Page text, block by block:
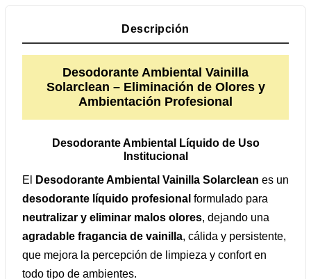
Descripción
Desodorante Ambiental Vainilla
Solarclean – Eliminación de Olores y
Ambientación Profesional
Desodorante Ambiental Líquido de Uso
Institucional
El Desodorante Ambiental Vainilla Solarclean es un
desodorante líquido profesional formulado para
neutralizar y eliminar malos olores, dejando una
agradable fragancia de vainilla, cálida y persistente,
que mejora la percepción de limpieza y confort en
todo tipo de ambientes.